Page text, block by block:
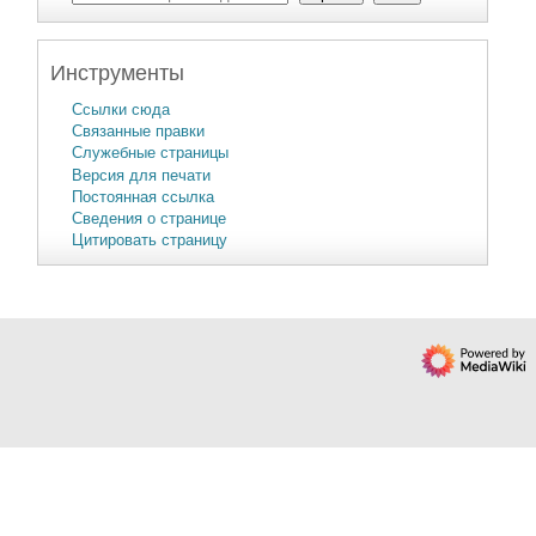
Инструменты
Ссылки сюда
Связанные правки
Служебные страницы
Версия для печати
Постоянная ссылка
Сведения о странице
Цитировать страницу